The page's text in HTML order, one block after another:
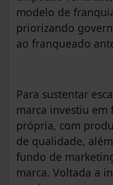
modelo de
priorizando
ao franqueado
Para sustentar
marca investiu
própria, com
de qualidade,
fundo de
marca. Voltada a